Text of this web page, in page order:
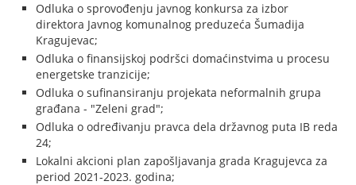
Odluka o sprovođenju javnog konkursa za izbor
direktora Javnog komunalnog preduzeća Šumadija
Kragujevac;
Odluka o finansijskoj podršci domaćinstvima u procesu
energetske tranzicije;
Odluka o sufinansiranju projekata neformalnih grupa
građana - "Zeleni grad";
Odluka o određivanju pravca dela državnog puta IB reda
24;
Lokalni akcioni plan zapošljavanja grada Kragujevca za
period 2021-2023. godina;